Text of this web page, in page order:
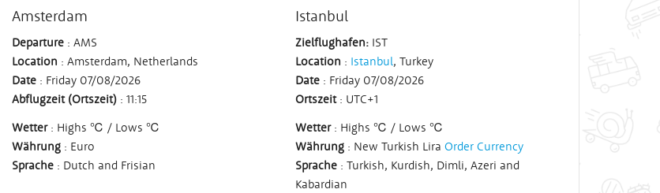
Amsterdam
Departure : AMS
Location : Amsterdam, Netherlands
Date : Friday 07/08/2026
Abflugzeit (Ortszeit) : 11:15
Wetter: Highs ℃ / Lows ℃
Währung : Euro
Sprache : Dutch and Frisian
Istanbul
Zielflughafen: IST
Location : Istanbul, Turkey
Date : Friday 07/08/2026
Ortszeit: UTC+1
Wetter: Highs ℃ / Lows ℃
Währung : New Turkish Lira Order Currency
Sprache : Turkish, Kurdish, Dimli, Azeri and
Kabardian